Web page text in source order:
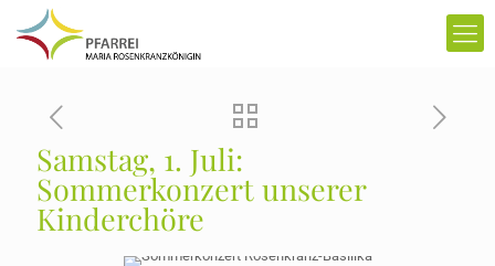
Samstag, 1. Juli:
Sommerkonzert unserer
Kinderchöre